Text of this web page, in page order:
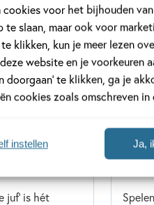
cookies voor het bijhouden
te slaan, maar ook voor
te klikken, kun je meer lezen
website en je voorkeuren
doorgaan’ te klikken, ga je
cookies zoals omschreven in
Ja,
instellen
juf' is hét
7